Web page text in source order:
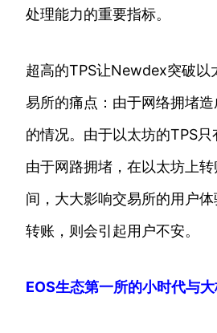
处理能力的重要指标。
超高的TPS让Newdex突破以
易所的痛点：由于网络拥堵
的情况。由于以太坊的TPS
由于网路拥堵，在以太坊上
间，大大影响交易所的用户
转账，则会引起用户不安。
EOS生态第一所的小时代与